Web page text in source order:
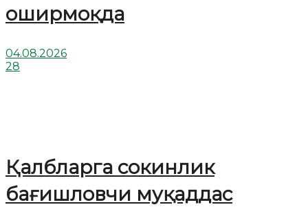
оширмоқда
04.08.2026
28
Қалбларга сокинлик
бағишловчи муқаддас